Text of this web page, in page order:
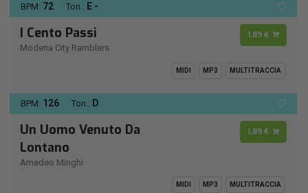
BPM: 72 Ton.: E -
I Cento Passi
Modena City Ramblers
1,89 €
MIDI MP3 MULTITRACCIA
BPM: 126 Ton.: D
Un Uomo Venuto Da
Lontano
Amedeo Minghi
1,89 €
MIDI MP3 MULTITRACCIA